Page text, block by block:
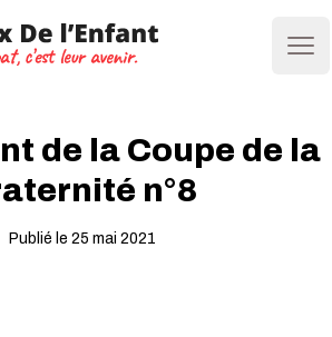
de la Coupe de la
n°8
Publié le 25 mai 2021